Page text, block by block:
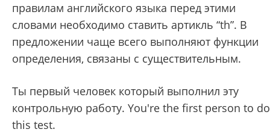
правилам английского языка перед этими
словами необходимо ставить артикль “th”. В
предложении чаще всего выполняют функции
определения, связаны с существительным.
Ты первый человек который выполнил эту
контрольную работу. You're the first person to do
this test.